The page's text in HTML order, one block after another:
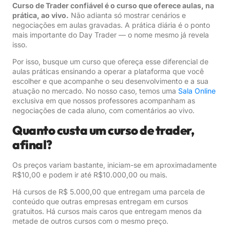
Curso de Trader confiável é o curso que oferece aulas, na
prática, ao vivo. Não adianta só mostrar cenários e
negociações em aulas gravadas. A prática diária é o ponto
mais importante do Day Trader — o nome mesmo já revela
isso.
Por isso, busque um curso que ofereça esse diferencial de
aulas práticas ensinando a operar a plataforma que você
escolher e que acompanhe o seu desenvolvimento e a sua
atuação no mercado. No nosso caso, temos uma Sala Online
exclusiva em que nossos professores acompanham as
negociações de cada aluno, com comentários ao vivo.
Quanto custa um curso de trader,
afinal?
Os preços variam bastante, iniciam-se em aproximadamente
R$10,00 e podem ir até R$10.000,00 ou mais.
Há cursos de R$ 5.000,00 que entregam uma parcela de
conteúdo que outras empresas entregam em cursos
gratuitos. Há cursos mais caros que entregam menos da
metade de outros cursos com o mesmo preço.